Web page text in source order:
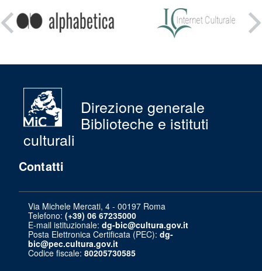
su:
Direzione generale
Biblioteche e istituti
culturali
Contatti
Via Michele Mercati, 4 - 00197 Roma
Telefono: (+39) 06 67235000
E-mail istituzionale: dg-bic@cultura.gov.it
Posta Elettronica Certificata (PEC): dg-
bic@pec.cultura.gov.it
Codice fiscale: 80205730585